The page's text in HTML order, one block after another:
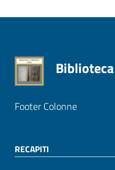
Footer Colonne
RECAPITI